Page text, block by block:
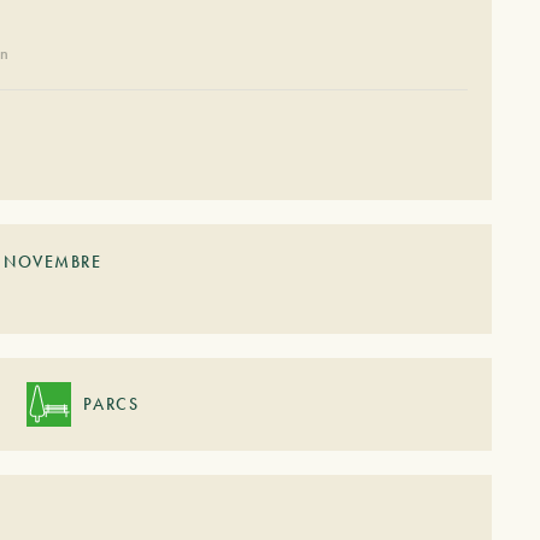
NOVEMBRE
PARCS